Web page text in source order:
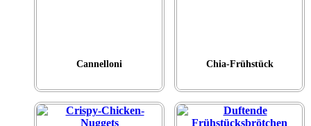
Cannelloni Chia-Frühstück